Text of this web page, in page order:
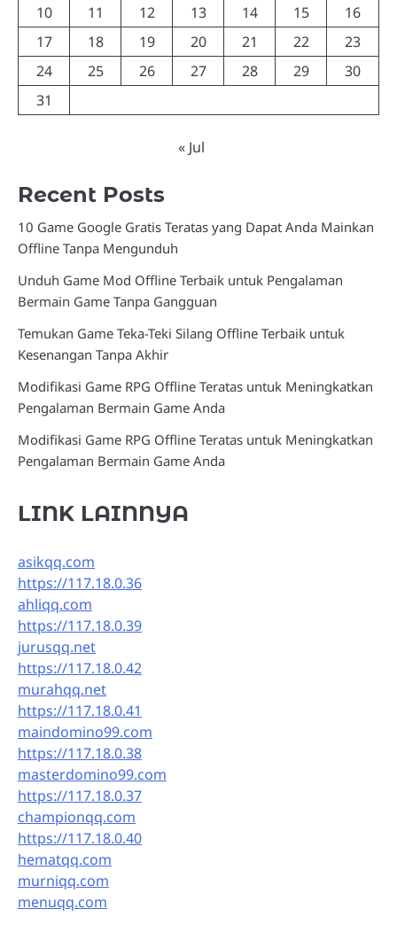
10
11 12 13 14 15
16
17
18 19 20 21 22
23
24
25 26 27 28 29
30
31
« Jul
Recent Posts
10 Game Google Gratis Teratas yang Dapat Anda Mainkan
Offline Tanpa Mengunduh
Unduh Game Mod Offline Terbaik untuk Pengalaman
Bermain Game Tanpa Gangguan
Temukan Game Teka-Teki Silang Offline Terbaik untuk
Kesenangan Tanpa Akhir
Modifikasi Game RPG Offline Teratas untuk Meningkatkan
Pengalaman Bermain Game Anda
Modifikasi Game RPG Offline Teratas untuk Meningkatkan
Pengalaman Bermain Game Anda
LINK LAINNYA
asikqq.com
https://117.18.0.36
ahliqq.com
https://117.18.0.39
jurusqq.net
https://117.18.0.42
murahqq.net
https://117.18.0.41
maindomino99.com
https://117.18.0.38
masterdomino99.com
https://117.18.0.37
championqq.com
https://117.18.0.40
hematqq.com
murniqq.com
menuqq.com